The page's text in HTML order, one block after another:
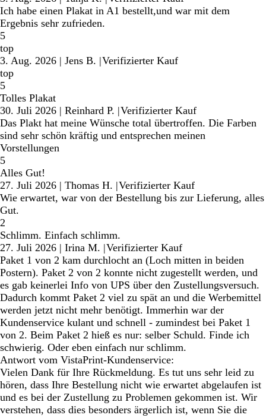
Ich habe einen Plakat in A1 bestellt,und war mit dem
Ergebnis sehr zufrieden.
5
top
3. Aug. 2026 | Jens B. |Verifizierter Kauf
top
5
Tolles Plakat
30. Juli 2026 | Reinhard P. |Verifizierter Kauf
Das Plakt hat meine Wünsche total übertroffen. Die Farben
sind sehr schön kräftig und entsprechen meinen
Vorstellungen
5
Alles Gut!
27. Juli 2026 | Thomas H. |Verifizierter Kauf
Wie erwartet, war von der Bestellung bis zur Lieferung, alles
Gut.
2
Schlimm. Einfach schlimm.
27. Juli 2026 | Irina M. |Verifizierter Kauf
Paket 1 von 2 kam durchlocht an (Loch mitten in beiden
Postern). Paket 2 von 2 konnte nicht zugestellt werden, und
es gab keinerlei Info von UPS über den Zustellungsversuch.
Dadurch kommt Paket 2 viel zu spät an und die Werbemittel
werden jetzt nicht mehr benötigt. Immerhin war der
Kundenservice kulant und schnell - zumindest bei Paket 1
von 2. Beim Paket 2 hieß es nur: selber Schuld. Finde ich
schwierig. Oder eben einfach nur schlimm.
Antwort vom VistaPrint-Kundenservice:
Vielen Dank für Ihre Rückmeldung. Es tut uns sehr leid zu
hören, dass Ihre Bestellung nicht wie erwartet abgelaufen ist
und es bei der Zustellung zu Problemen gekommen ist. Wir
verstehen, dass dies besonders ärgerlich ist, wenn Sie die